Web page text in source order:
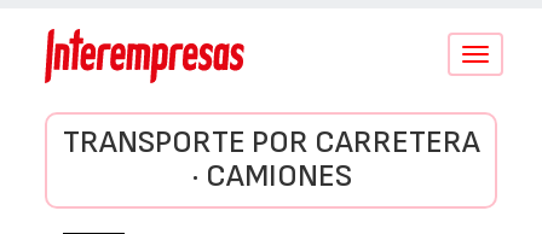
Conmutar
TRANSPORTE POR CARRETERA
· CAMIONES